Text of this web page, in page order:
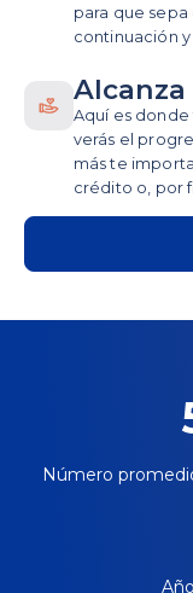
para que
continuación
Aquí es donde
verás el
más te
crédito o, por
Número